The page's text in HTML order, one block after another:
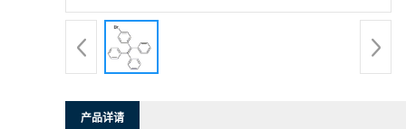
产品详请